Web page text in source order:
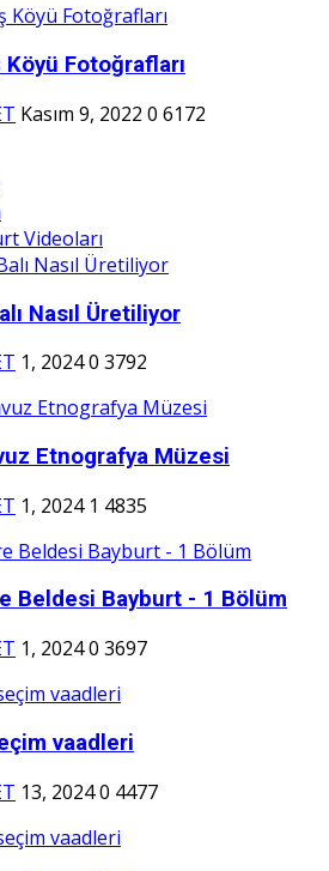
Fotoğrafları
Kasım 9, 2022 0 6172
Videoları
Nasıl Üretiliyor
1, 20240 3792
Etnografya Müzesi
1, 2024 1 4835
Beldesi Bayburt - 1 Bölüm
1, 20240 3697
vaadleri
13, 20240 4477